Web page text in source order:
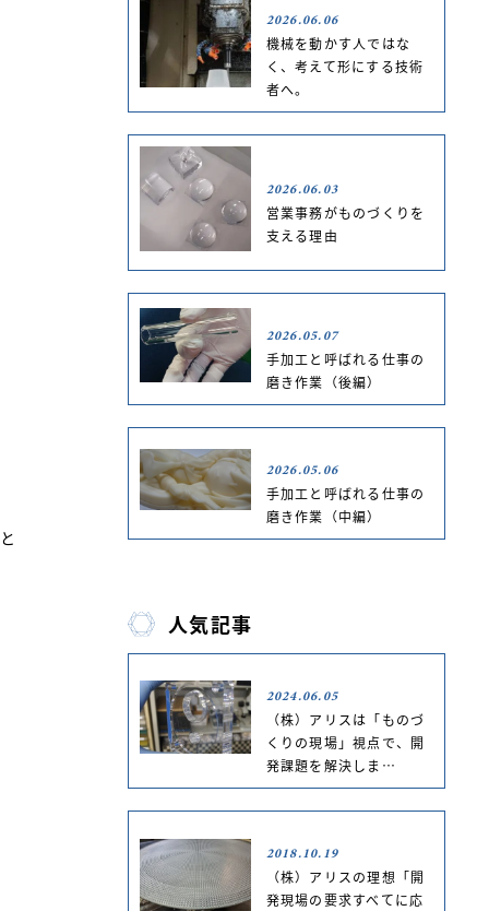
2026.06.06
機械を動かす人ではな
く、考えて形にする技術
者へ。
2026.06.03
営業事務がものづくりを
支える理由
2026.05.07
手加工と呼ばれる仕事の
磨き作業（後編）
2026.05.06
手加工と呼ばれる仕事の
磨き作業（中編）
人気記事
2024.06.05
（株）アリスは「ものづ
くりの現場」視点で、開
発課題を解決しま…
2018.10.19
（株）アリスの理想「開
発現場の要求すべてに応